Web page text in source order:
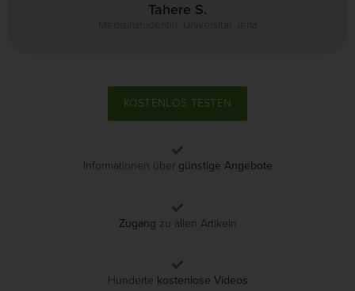
Tahere S.
KOSTENLOS TESTEN
Informationen über günstige Angebote
Zugang zu allen Artikeln
Hunderte kostenlose Videos